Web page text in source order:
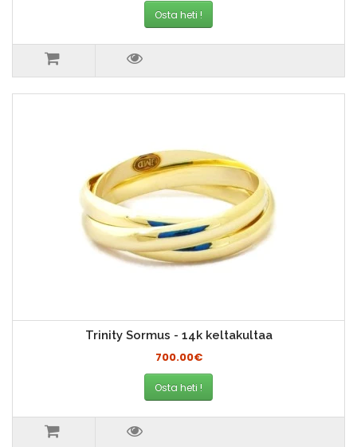
Osta heti !
Trinity Sormus - 14k keltakultaa
700.00€
Osta heti !